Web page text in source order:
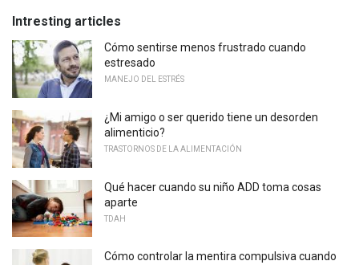
Intresting articles
Cómo sentirse menos frustrado cuando
estresado
MANEJO DEL ESTRÉS
¿Mi amigo o ser querido tiene un desorden
alimenticio?
TRASTORNOS DE LA ALIMENTACIÓN
Qué hacer cuando su niño ADD toma cosas
aparte
TDAH
Cómo controlar la mentira compulsiva cuando